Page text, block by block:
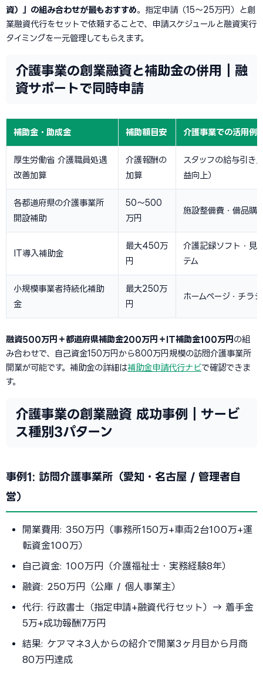
資）」の組み合わせが最もおすすめ。指定申請（15〜25万円）と創
業融資代行をセットで依頼することで、申請スケジュールと融資実行
タイミングを一元管理してもらえます。
介護事業の創業融資と補助金の併用｜融
資サポートで同時申請
補助金・助成金 補助額目安 介護事業での活用例
厚生労働省 介護職員処遇
改善加算
介護報酬の
加算
スタッフの給与引き
益向上）
各都道府県の介護事業所
開設補助
50〜500
万円
施設整備費・備品購
IT導入補助金
最大450万
円
介護記録ソフト・見
テム
小規模事業者持続化補助
金
最大250万
円
ホームページ・チラ
融資500万円＋都道府県補助金200万円＋IT補助金100万円 の組
み合わせで、自己資金150万円から800万円規模の訪問介護事業所
開業が可能です。補助金の詳細は補助金申請代行ナビで確認できま
す。
介護事業の創業融資 成功事例｜サービ
ス種別3パターン
事例1: 訪問介護事業所（愛知・名古屋 / 管理者自
営）
開業費用: 350万円（事務所150万+車両2台100万+運
転資金100万）
自己資金: 100万円（介護福祉士・実務経験8年）
融資: 250万円（公庫 / 個人事業主）
代行: 行政書士（指定申請+融資代行セット）→ 着手金
5万+成功報酬7万円
結果: ケアマネ3人からの紹介で開業3ヶ月目から月商
80万円達成